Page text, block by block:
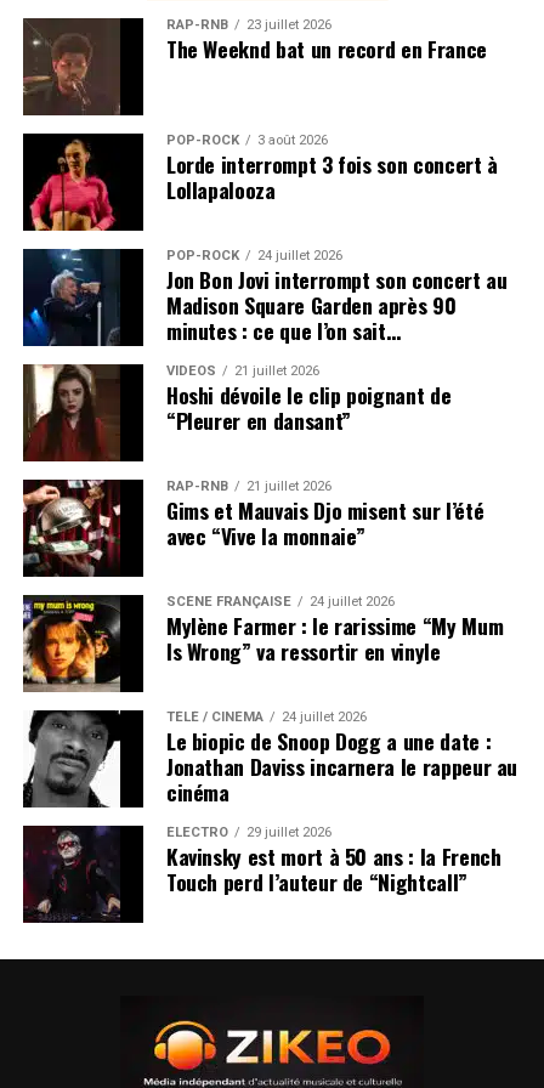
RAP-RNB 23 juillet 2026
The Weeknd bat un record en France
POP-ROCK 3 août 2026
Lorde interrompt 3 fois son concert à
Lollapalooza
POP-ROCK 24 juillet 2026
Jon Bon Jovi interrompt son concert au
Madison Square Garden après 90
minutes : ce que l’on sait…
VIDEOS 21 juillet 2026
Hoshi dévoile le clip poignant de
“Pleurer en dansant”
RAP-RNB 21 juillet 2026
Gims et Mauvais Djo misent sur l’été
avec “Vive la monnaie”
SCÈNE FRANÇAISE 24 juillet 2026
Mylène Farmer : le rarissime “My Mum
Is Wrong” va ressortir en vinyle
TÉLÉ / CINÉMA 24 juillet 2026
Le biopic de Snoop Dogg a une date :
Jonathan Daviss incarnera le rappeur au
cinéma
ÉLECTRO 29 juillet 2026
Kavinsky est mort à 50 ans : la French
Touch perd l’auteur de “Nightcall”